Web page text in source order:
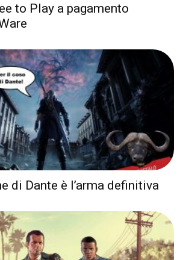
to Play a pagamento
di Dante è l’arma definitiva